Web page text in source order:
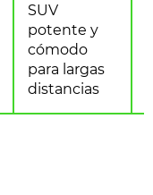
SUV
potente y
cómodo
para largas
distancias